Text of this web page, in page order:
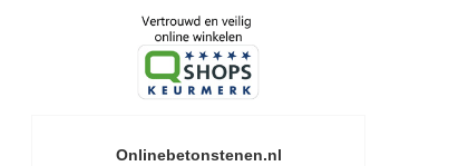
Onlinebetonstenen.nl